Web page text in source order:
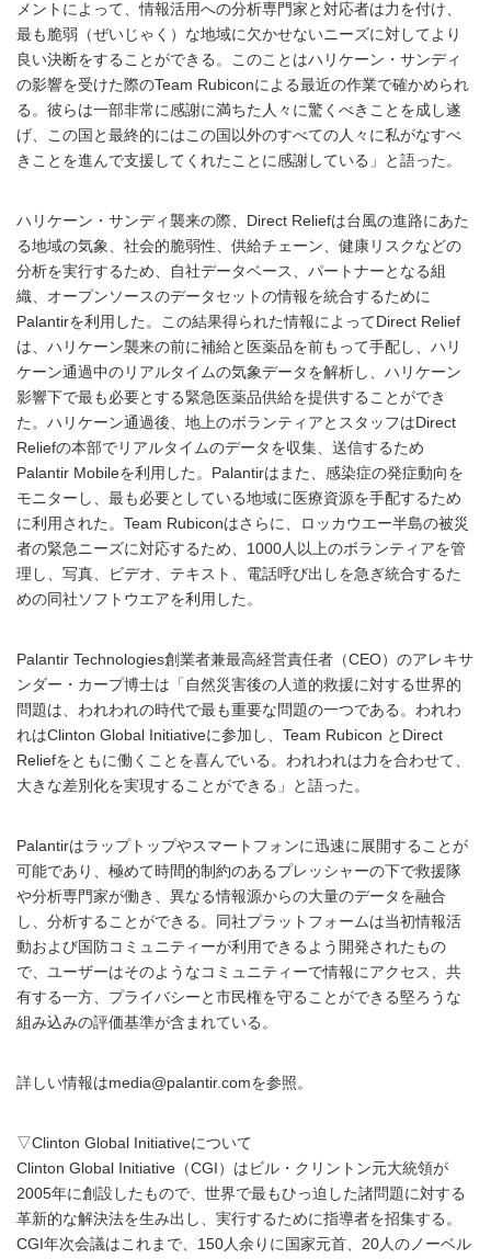
メントによって、情報活用への分析専門家と対応者は力を付け、
最も脆弱（ぜいじゃく）な地域に欠かせないニーズに対してより
良い決断をすることができる。このことはハリケーン・サンディ
の影響を受けた際のTeam Rubiconによる最近の作業で確かめられ
る。彼らは一部非常に感謝に満ちた人々に驚くべきことを成し遂
げ、この国と最終的にはこの国以外のすべての人々に私がなすべ
きことを進んで支援してくれたことに感謝している」と語った。
ハリケーン・サンディ襲来の際、Direct Reliefは台風の進路にあた
る地域の気象、社会的脆弱性、供給チェーン、健康リスクなどの
分析を実行するため、自社データベース、パートナーとなる組
織、オープンソースのデータセットの情報を統合するために
Palantirを利用した。この結果得られた情報によってDirect Relief
は、ハリケーン襲来の前に補給と医薬品を前もって手配し、ハリ
ケーン通過中のリアルタイムの気象データを解析し、ハリケーン
影響下で最も必要とする緊急医薬品供給を提供することができ
た。ハリケーン通過後、地上のボランティアとスタッフはDirect
Reliefの本部でリアルタイムのデータを収集、送信するため
Palantir Mobileを利用した。Palantirはまた、感染症の発症動向を
モニターし、最も必要としている地域に医療資源を手配するため
に利用された。Team Rubiconはさらに、ロッカウエー半島の被災
者の緊急ニーズに対応するため、1000人以上のボランティアを管
理し、写真、ビデオ、テキスト、電話呼び出しを急ぎ統合するた
めの同社ソフトウエアを利用した。
Palantir Technologies創業者兼最高経営責任者（CEO）のアレキサ
ンダー・カープ博士は「自然災害後の人道的救援に対する世界的
問題は、われわれの時代で最も重要な問題の一つである。われわ
れはClinton Global Initiativeに参加し、Team Rubicon とDirect
Reliefをともに働くことを喜んでいる。われわれは力を合わせて、
大きな差別化を実現することができる」と語った。
Palantirはラップトップやスマートフォンに迅速に展開することが
可能であり、極めて時間的制約のあるプレッシャーの下で救援隊
や分析専門家が働き、異なる情報源からの大量のデータを融合
し、分析することができる。同社プラットフォームは当初情報活
動および国防コミュニティーが利用できるよう開発されたもの
で、ユーザーはそのようなコミュニティーで情報にアクセス、共
有する一方、プライバシーと市民権を守ることができる堅ろうな
組み込みの評価基準が含まれている。
詳しい情報はmedia@palantir.comを参照。
▽Clinton Global Initiativeについて
Clinton Global Initiative（CGI）はビル・クリントン元大統領が
2005年に創設したもので、世界で最もひっ迫した諸問題に対する
革新的な解決法を生み出し、実行するために指導者を招集する。
CGI年次会議はこれまで、150人余りに国家元首、20人のノーベル